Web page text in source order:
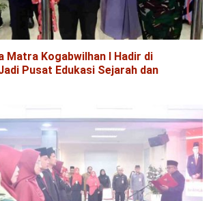
Matra Kogabwilhan I Hadir di
Pusat Edukasi Sejarah dan